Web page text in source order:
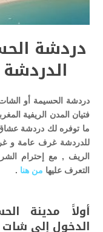
دردشة
الدردشة
دردشة الحسيمة أو
فتيان المدن الريفية
ما توفره لك دردشة
للدردشة غرف عامة و
الريف , مع إحترام
التعرف عليها من هنا .
أولاََ مدينة
الدخول إلى شات